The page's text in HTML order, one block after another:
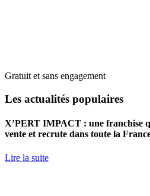
Gratuit et sans engagement
Les actualités populaires
X’PERT IMPACT : une franchise
vente et recrute dans toute la
Lire la suite